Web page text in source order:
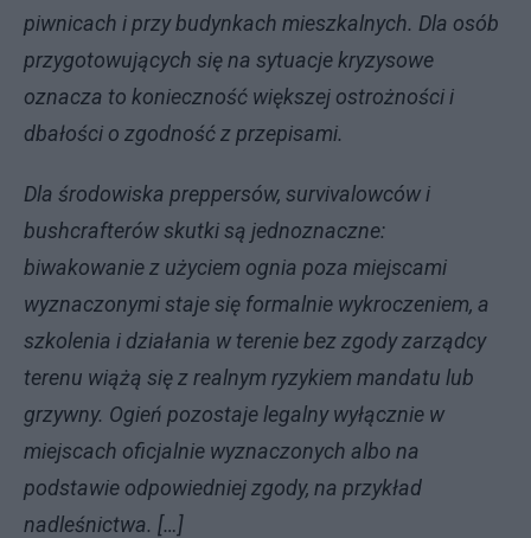
piwnicach i przy budynkach mieszkalnych. Dla osób
przygotowujących się na sytuacje kryzysowe
oznacza to konieczność większej ostrożności i
dbałości o zgodność z przepisami.
Dla środowiska preppersów, survivalowców i
bushcrafterów skutki są jednoznaczne:
biwakowanie z użyciem ognia poza miejscami
wyznaczonymi staje się formalnie wykroczeniem, a
szkolenia i działania w terenie bez zgody zarządcy
terenu wiążą się z realnym ryzykiem mandatu lub
grzywny. Ogień pozostaje legalny wyłącznie w
miejscach oficjalnie wyznaczonych albo na
podstawie odpowiedniej zgody, na przykład
nadleśnictwa. […]